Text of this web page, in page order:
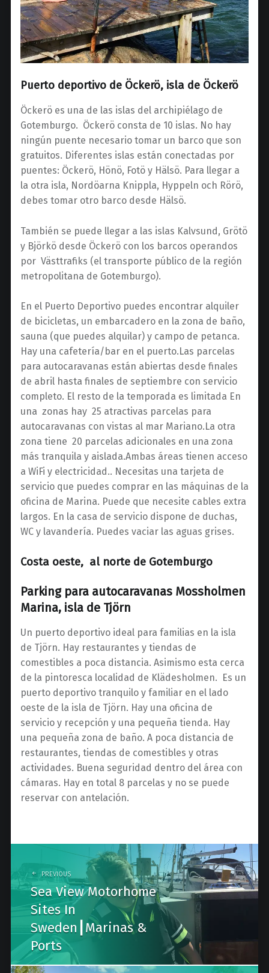
Puerto deportivo de Öckerö, isla de Öckerö
Öckerö es una de las islas del archipiélago de
Gotemburgo. Öckerö consta de 10 islas. No hay
ningún puente necesario tomar un barco que son
gratuitos. Diferentes islas están conectadas por
puentes: Öckerö, Hönö, Fotö y Hälsö. Para llegar a
la otra isla, Nordöarna Knippla, Hyppeln och Rörö,
debes tomar otro barco desde Hälsö.
También se puede llegar a las islas Kalvsund, Grötö
y Björkö desde Öckerö con los barcos operandos
por Västtrafiks (el transporte público de la región
metropolitana de Gotemburgo).
En el Puerto Deportivo puedes encontrar alquiler
de bicicletas, un embarcadero en la zona de baño,
sauna (que puedes alquilar) y campo de petanca.
Hay una cafetería/bar en el puerto.Las parcelas
para autocaravanas están abiertas desde finales
de abril hasta finales de septiembre con servicio
completo. El resto de la temporada es limitada En
una zonas hay 25 atractivas parcelas para
autocaravanas con vistas al mar Mariano.La otra
zona tiene 20 parcelas adicionales en una zona
más tranquila y aislada.Ambas áreas tienen acceso
a WiFi y electricidad.. Necesitas una tarjeta de
servicio que puedes comprar en las máquinas de la
oficina de Marina. Puede que necesite cables extra
largos. En la casa de servicio dispone de duchas,
WC y lavandería. Puedes vaciar las aguas grises.
Costa oeste, al norte de Gotemburgo
Parking para autocaravanas Mossholmen
Marina, isla de Tjörn
Un puerto deportivo ideal para familias en la isla
de Tjörn. Hay restaurantes y tiendas de
comestibles a poca distancia. Asimismo esta cerca
de la pintoresca localidad de Klädesholmen. Es un
puerto deportivo tranquilo y familiar en el lado
oeste de la isla de Tjörn. Hay una oficina de
servicio y recepción y una pequeña tienda. Hay
una pequeña zona de baño. A poca distancia de
restaurantes, tiendas de comestibles y otras
actividades. Buena seguridad dentro del área con
cámaras. Hay en total 8 parcelas y no se puede
reservar con antelación.
navigation
PREVIOUS
Sea View Motorhome
Sites In
Sweden┃Marinas &
Ports